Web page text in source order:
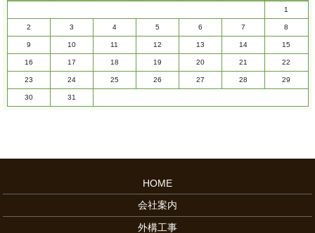
1
2 3 4 5 6 7 8
9 10 11 12 13 14 15
16 17 18 19 20 21 22
23 24 25 26 27 28 29
30 31
HOME
会社案内
外構工事